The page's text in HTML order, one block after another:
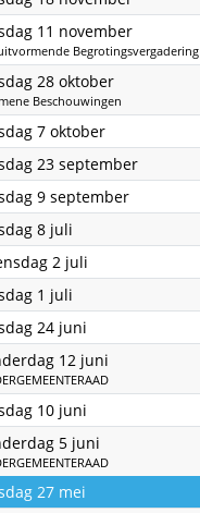
11 november2025
Begrotingsvergadering
28 oktober2025
Beschouwingen
7 oktober2025
23 september2025
9 september2025
8 juli
2 juli
1 juli
24 juni
12 juni
10 juni
5 juni
27 mei